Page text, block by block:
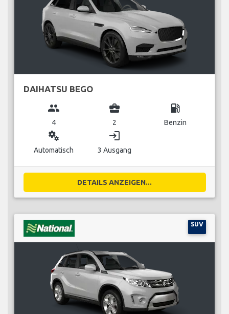
DAIHATSU BEGO
group
4
business_center
2
local_gas_station
Benzin
miscellaneous_services
Automatisch
login
3 Ausgang
DETAILS ANZEIGEN...
SUV